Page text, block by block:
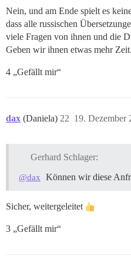
Nein, und am Ende spielt es
dass alle russischen
viele Fragen von ihnen und die
Geben wir ihnen etwas mehr Zeit.
4 „Gefällt mir“
dax (Daniela) 19. Dezember
22
Gerhard Schlager:
@dax Können wir diese
Sicher, weitergeleitet
3 „Gefällt mir“